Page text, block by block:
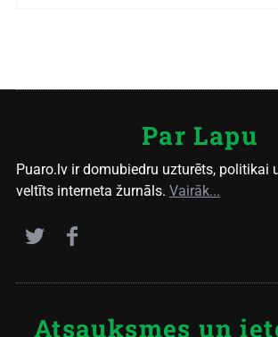
Par Lapu
Puaro.lv ir domubiedru uzturēts, politikai
veltīts interneta žurnāls. Vairāk...
Atsauksmes un